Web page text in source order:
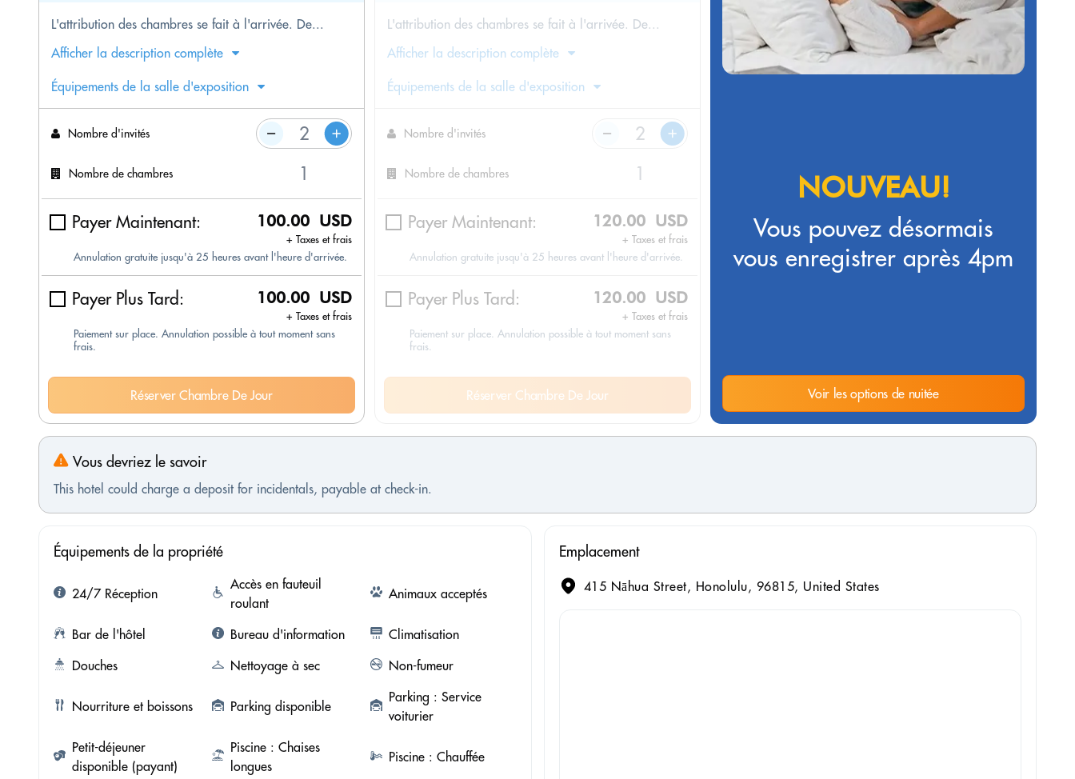
L'attribution des chambres se fait à l'arrivée. De...
Afficher la description complète
Équipements de la salle d'exposition
Nombre d'invités
Nombre de chambres
Payer Maintenant: 100.00 USD
+ Taxes et frais
Annulation gratuite jusqu'à 25 heures avant l'heure d'arrivée.
Payer Plus Tard: 100.00 USD
+ Taxes et frais
Paiement sur place. Annulation possible à tout moment sans
frais.
Réserver Chambre De Jour
L'attribution des chambres se fait à l'arrivée. De...
Afficher la description complète
Équipements de la salle d'exposition
Nombre d'invités
Nombre de chambres
Payer Maintenant: 120.00 USD
+ Taxes et frais
Annulation gratuite jusqu'à 25 heures avant l'heure d'arrivée.
Payer Plus Tard: 120.00 USD
+ Taxes et frais
Paiement sur place. Annulation possible à tout moment sans
frais.
Réserver Chambre De Jour
NOUVEAU!
Vous pouvez désormais
vous enregistrer après 4pm
Voir les options de nuitée
Vous devriez le savoir
This hotel could charge a deposit for incidentals, payable at check-in.
Équipements de la propriété
24/7 Réception
Accès en fauteuil
roulant
Animaux acceptés
Bar de l'hôtel Bureau d'information
Climatisation
Douches
Nettoyage à sec Non-fumeur
Nourriture et boissons Parking disponible
Parking : Service
voiturier
Petit-déjeuner
disponible (payant)
Piscine : Chaises
longues
Piscine : Chauffée
Emplacement
415 Nāhua Street, Honolulu, 96815, United States